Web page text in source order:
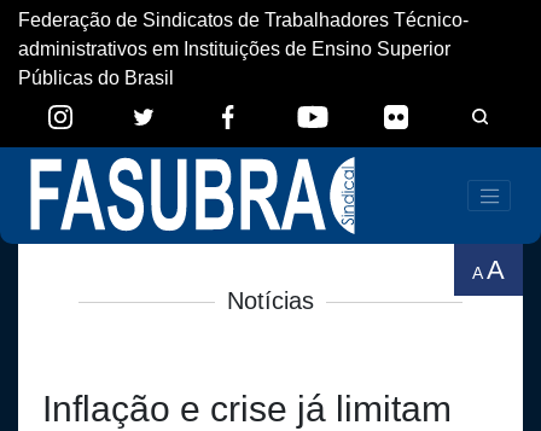
Federação de Sindicatos de Trabalhadores Técnico-
administrativos em Instituições de Ensino Superior
Públicas do Brasil
AA
Notícias
Inflação e crise já limitam